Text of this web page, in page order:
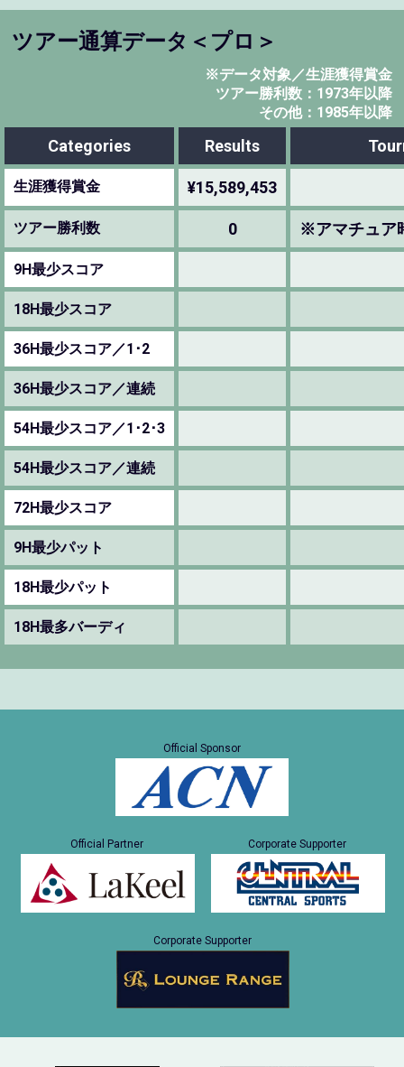
ツアー通算データ＜プロ＞
※データ対象／生涯獲得賞金
ツアー勝利数：1973年以降
その他：1985年以降
Categories Results
生涯獲得賞金 ¥15,589,453
ツアー勝利数 0 ※アマチュア
9H最少スコア
18H最少スコア
36H最少スコア／1･2
36H最少スコア／連続
54H最少スコア／1･2･3
54H最少スコア／連続
72H最少スコア
9H最少パット
18H最少パット
18H最多バーディ
Official Sponsor
Official Partner Corporate Supporter
Corporate Supporter